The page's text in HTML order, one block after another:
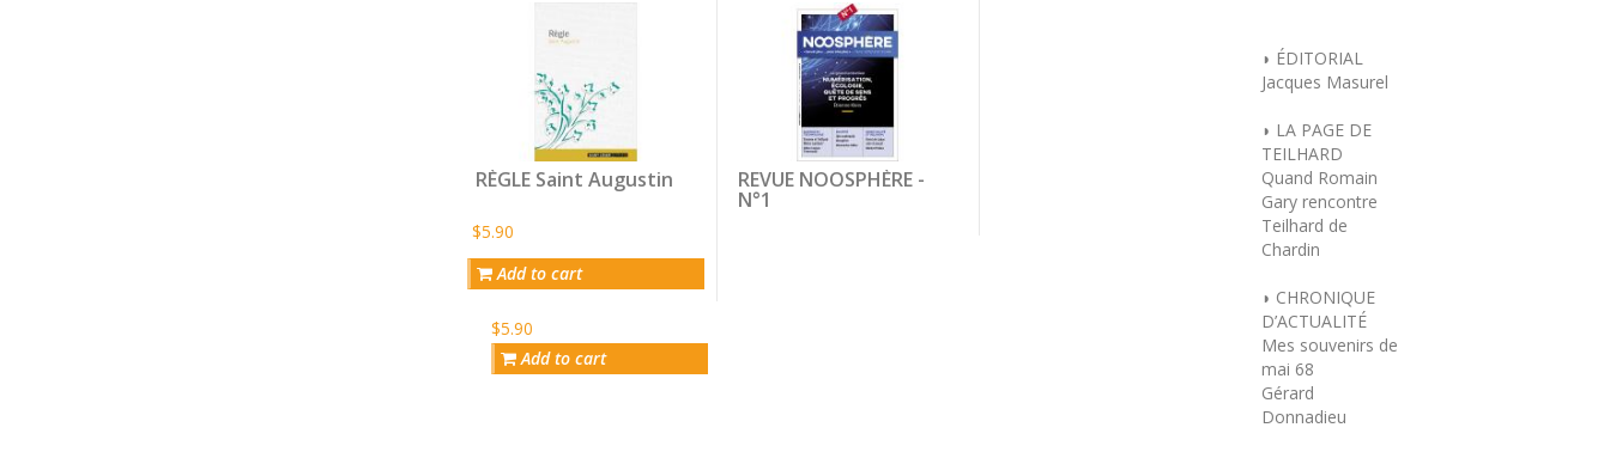
RÈGLE Saint Augustin
$5.90
Add to cart
REVUE NOOSPHÈRE -
N°1
$5.90
Add to cart
◗ ÉDITORIAL
Jacques Masurel
◗ LA PAGE DE
TEILHARD
Quand Romain
Gary rencontre
Teilhard de
Chardin
◗ CHRONIQUE
D’ACTUALITÉ
Mes souvenirs de
mai 68
Gérard
Donnadieu